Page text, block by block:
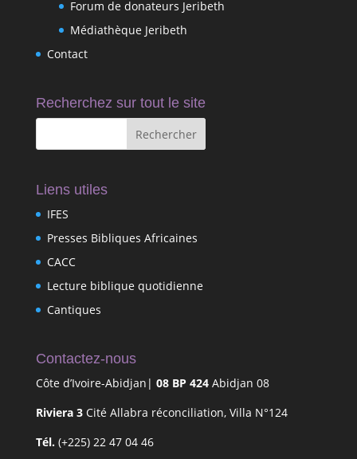
Forum de donateurs Jeribeth
Médiathèque Jeribeth
Contact
Recherchez sur tout le site
Liens utiles
IFES
Presses Bibliques Africaines
CACC
Lecture biblique quotidienne
Cantiques
Contactez-nous
Côte d’Ivoire-Abidjan| 08 BP 424Abidjan 08
Riviera 3Cité Allabra réconciliation, Villa N°124
Tél. (+225) 22 47 04 46